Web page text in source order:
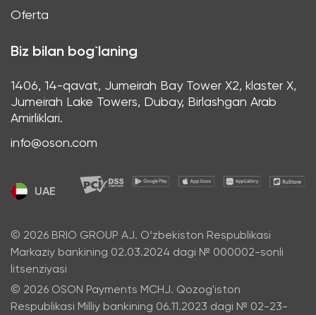
Oferta
Biz bilan bog`laning
1406, 14-qavat, Jumeirah Bay Tower X2, klaster X,
Jumeirah Lake Towers, Dubay, Birlashgan Arab
Amirliklari.
info@oson.com
UAE
© 2026 BRIO GROUP AJ. O‘zbekiston Respublikasi
Markaziy bankining 02.03.2024 dagi № 000002-sonli
litsenziyasi
© 2026 OSON Payments MCHJ. Qozog'iston
Respublikasi Milliy bankining 06.11.2023 dagi № 02-23-